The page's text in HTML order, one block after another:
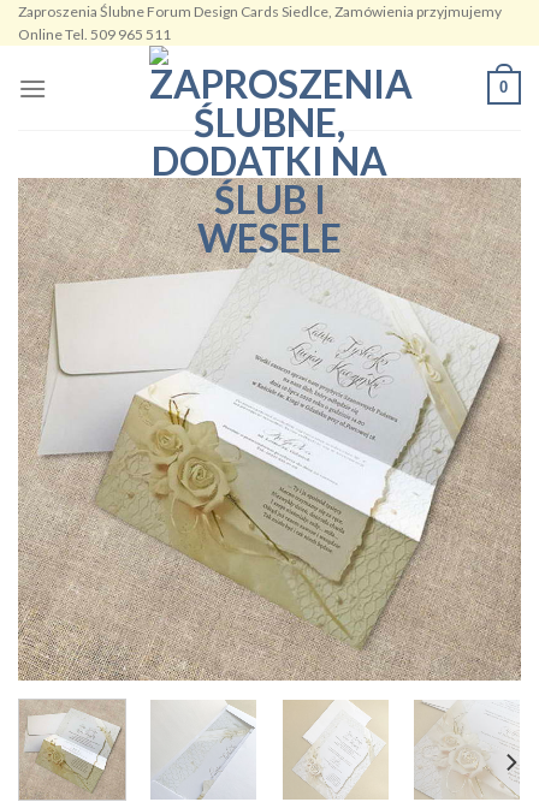
Skip
to
content
Zaproszenia Ślubne Forum Design Cards Siedlce, Zamówienia przyjmujemy
Online Tel. 509 965 511
0